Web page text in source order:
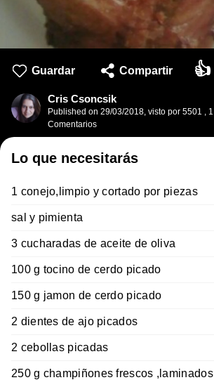
Guardar Compartir 👍
Cris Csoncsik
Published on 29/03/2018, visto por 5501 , 1
Comentarios
Lo que necesitarás
1 conejo,limpio y cortado por piezas
sal y pimienta
3 cucharadas de aceite de oliva
100 g tocino de cerdo picado
150 g jamon de cerdo picado
2 dientes de ajo picados
2 cebollas picadas
250 g champiñones frescos ,laminados